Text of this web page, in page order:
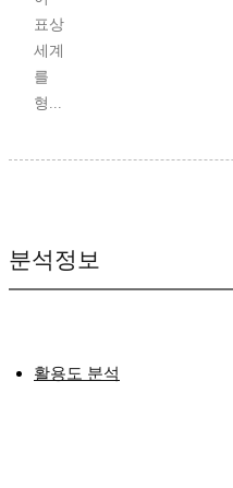
표상
세계
를
형...
분석정보
활용도 분석